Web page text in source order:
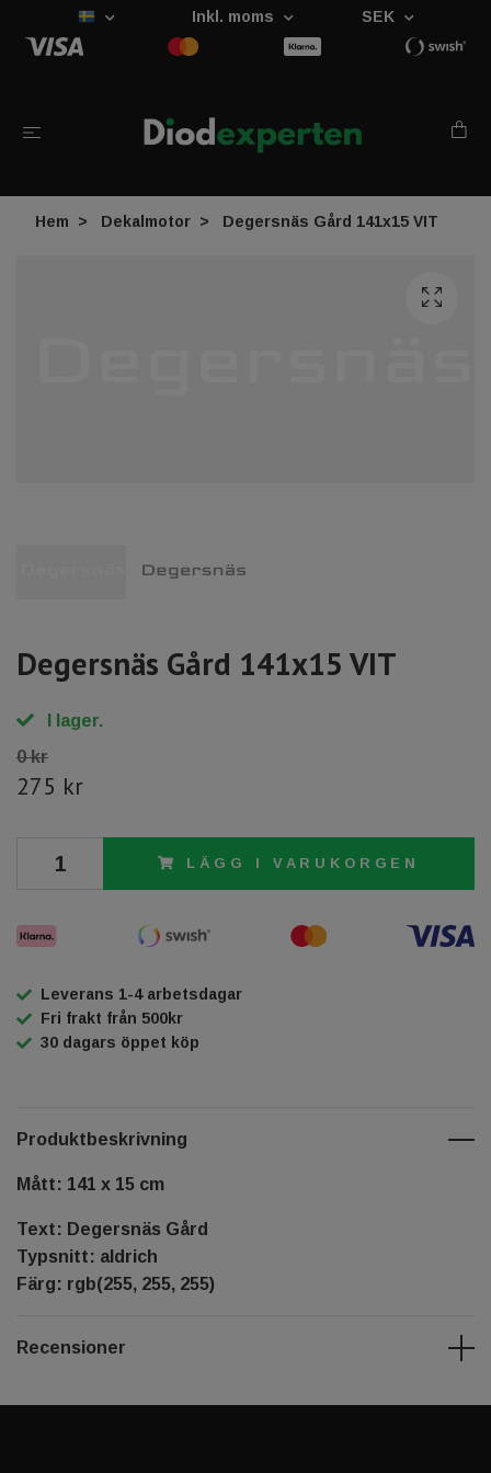
Inkl. moms SEK
Hem Dekalmotor Degersnäs Gård 141x15 VIT
Degersnäs Gård 141x15 VIT
I lager.
0 kr
275 kr
LÄGG I VARUKORGEN
Leverans 1-4 arbetsdagar
Fri frakt från 500kr
30 dagars öppet köp
Produktbeskrivning
Mått: 141 x 15 cm
Text: Degersnäs Gård
Typsnitt: aldrich
Färg: rgb(255, 255, 255)
Recensioner